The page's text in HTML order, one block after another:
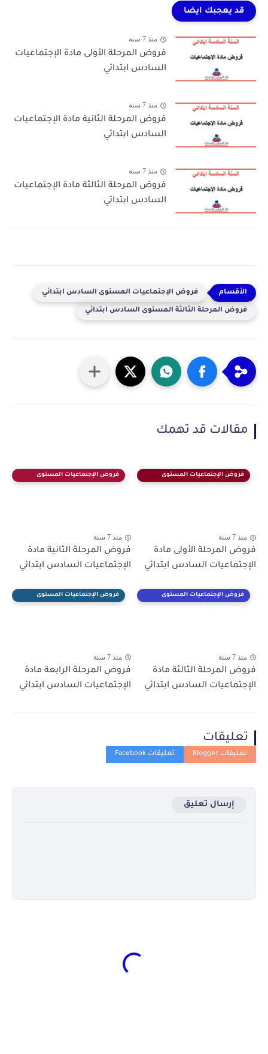
قد يعجبك ايضا
منذ 7 سنة
فروض المرحلة الأولى مادة الإجتماعيات
السادس ابتدائي
منذ 7 سنة
فروض المرحلة الثانية مادة الإجتماعيات
السادس ابتدائي
منذ 7 سنة
فروض المرحلة الثالثة مادة الإجتماعيات
السادس ابتدائي
فروض الإجتماعيات المستوى السادس ابتدائي
فروض المرحلة الثالثة المستوى السادس ابتدائي
مقالات قد تهمك
فروض الإجتماعيات المستوى
منذ 7 سنة
فروض المرحلة الأولى مادة
الإجتماعيات السادس ابتدائي
فروض الإجتماعيات المستوى
منذ 7 سنة
فروض المرحلة الثانية مادة
الإجتماعيات السادس ابتدائي
فروض الإجتماعيات المستوى
منذ 7 سنة
فروض المرحلة الثالثة مادة
الإجتماعيات السادس ابتدائي
فروض الإجتماعيات المستوى
منذ 7 سنة
فروض المرحلة الرابعة مادة
الإجتماعيات السادس ابتدائي
تعليقات
إرسال تعليق